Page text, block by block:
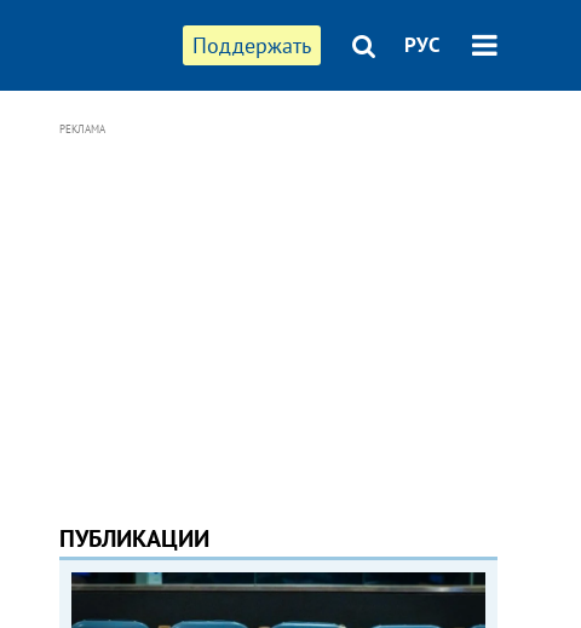
Поддержать РУС
РЕКЛАМА
ПУБЛИКАЦИИ